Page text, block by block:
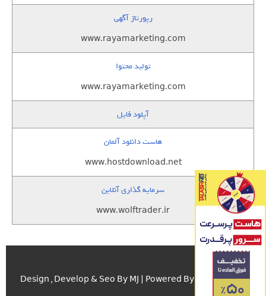
رپورتاژ آگهی
www.rayamarketing.com
تولید محتوا
www.rayamarketing.com
آپلود فایل
هاست دانلود آلمان
www.hostdownload.net
سرمایه گذاری آنلاین
www.wolftrader.ir
Design , Develop & Seo By MJ | Powered By اسکریپت.com